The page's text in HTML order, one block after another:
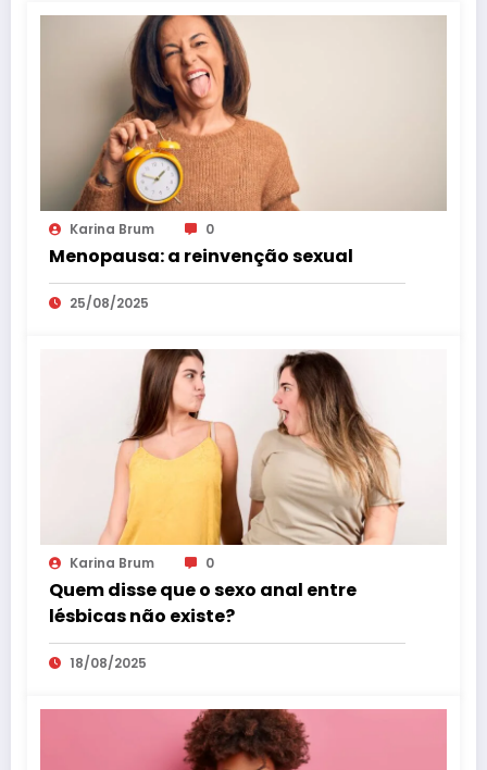
Karina Brum 0
Menopausa: a reinvenção sexual
25/08/2025
Karina Brum 0
Quem disse que o sexo anal entre
lésbicas não existe?
18/08/2025